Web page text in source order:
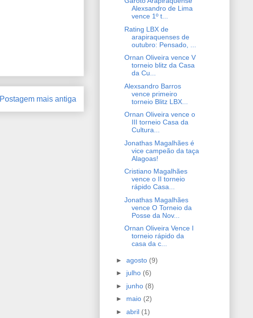
Postagem mais antiga
Alexsandro de Lima
vence 1º t...
Rating LBX de
arapiraquenses de
outubro: Pensado, ...
Ornan Oliveira vence V
torneio blitz da Casa
da Cu...
Alexsandro Barros
vence primeiro
torneio Blitz LBX...
Ornan Oliveira vence o
III torneio Casa da
Cultura...
Jonathas Magalhães é
vice campeão da taça
Alagoas!
Cristiano Magalhães
vence o II torneio
rápido Casa...
Jonathas Magalhães
vence O Torneio da
Posse da Nov...
Ornan Oliveira Vence I
torneio rápido da
casa da c...
► agosto (9)
► julho (6)
► junho (8)
► maio (2)
► abril (1)